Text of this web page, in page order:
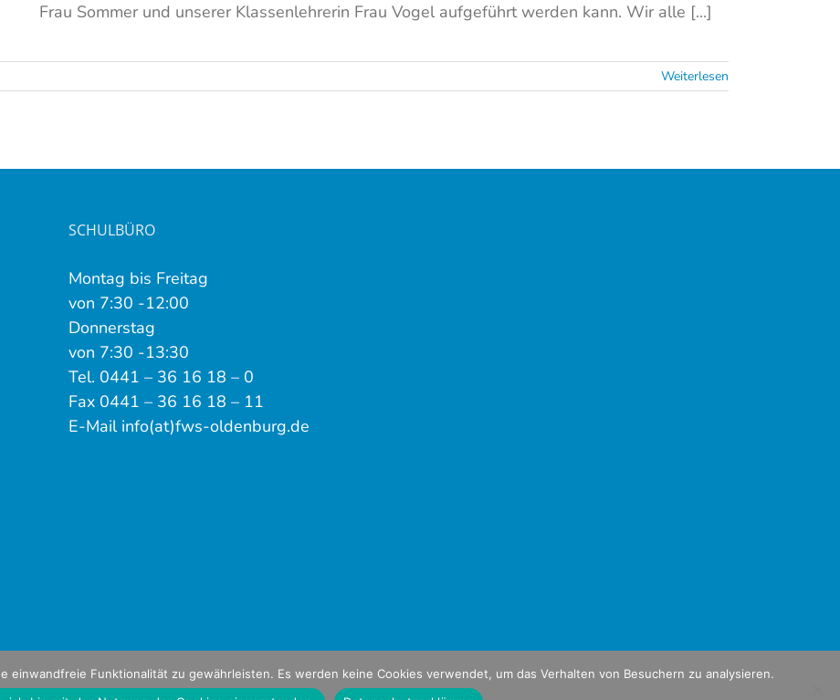
Frau Sommer und unserer Klassenlehrerin Frau Vogel aufgeführt werden kann. Wir alle [...]
Weiterlesen
SCHULBÜRO
Montag bis Freitag
von 7:30 -12:00
Donnerstag
von 7:30 -13:30
Tel. 0441 – 36 16 18 – 0
Fax 0441 – 36 16 18 – 11
E-Mail info(at)fws-oldenburg.de
einwandfreie Funktionalität zu gewährleisten. Es werden keine Cookies verwendet, um das Verhalten von Besuchern zu analysieren.